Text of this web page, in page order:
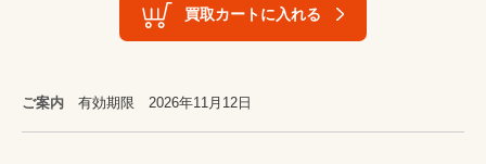
買取カートに入れる
ご案内 有効期限 2026年11月12日